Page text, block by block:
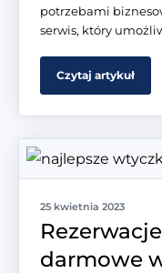
potrzebami
serwis, który
Czytaj artykuł
25 kwietnia 2023
darmowe